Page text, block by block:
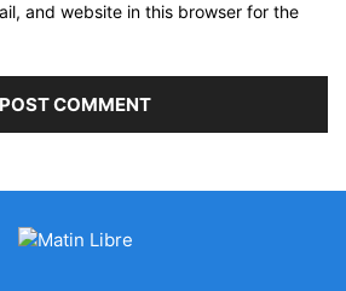
and website in this browser for the